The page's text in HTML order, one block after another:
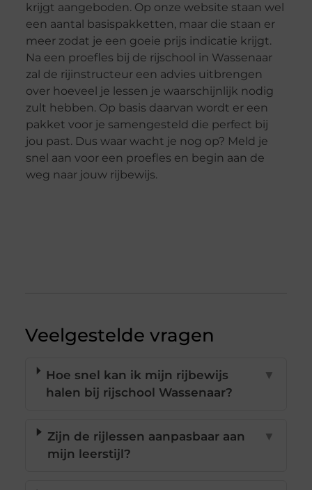
krijgt aangeboden. Op onze website staan wel
een aantal basispakketten, maar die staan er
meer zodat je een goeie prijs indicatie krijgt.
Na een proefles bij de rijschool in Wassenaar
zal de rijinstructeur een advies uitbrengen
over hoeveel je lessen je waarschijnlijk nodig
zult hebben. Op basis daarvan wordt er een
pakket voor je samengesteld die perfect bij
jou past. Dus waar wacht je nog op? Meld je
snel aan voor een proefles en begin aan de
weg naar jouw rijbewijs.
Veelgestelde vragen
Hoe snel kan ik mijn rijbewijs
halen bij rijschool Wassenaar?
▼
Zijn de rijlessen aanpasbaar aan
mijn leerstijl?
▼